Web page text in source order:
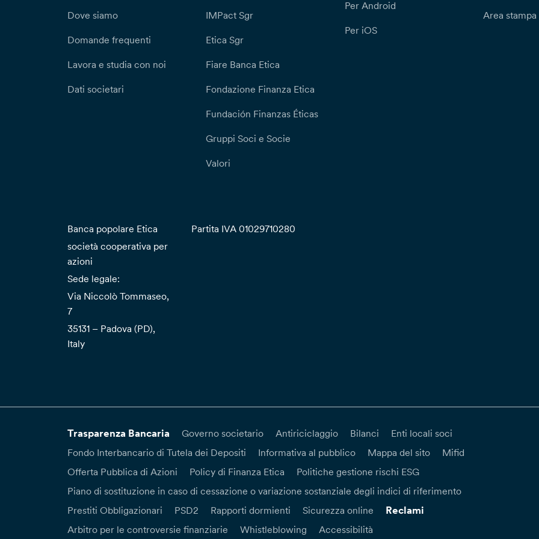
Dove siamo
Domande frequenti
Lavora e studia con noi
Dati societari
IMPact Sgr
Etica Sgr
Fiare Banca Etica
Fondazione Finanza Etica
Fundación Finanzas Éticas
Gruppi Soci e Socie
Valori
Per Android
Per iOS
Area stampa
Banca popolare Etica
società cooperativa per
azioni
Sede legale:
Via Niccolò Tommaseo,
7
35131 – Padova (PD),
Italy
Partita IVA 01029710280
Trasparenza Bancaria Governo societario Antiriciclaggio Bilanci
Enti locali soci
Fondo Interbancario di Tutela dei Depositi
Informativa al pubblico Mappa del sito
Mifid
Offerta Pubblica di Azioni
Policy di Finanza Etica
Politiche gestione rischi ESG
Piano di sostituzione in caso di cessazione o variazione sostanziale degli indici di riferimento
Prestiti Obbligazionari
PSD2 Rapporti dormienti Sicurezza online Reclami
Arbitro per le controversie finanziarie Whistleblowing Accessibilità